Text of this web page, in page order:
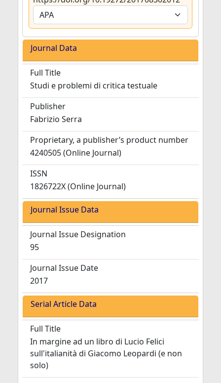
Journal Data
Full Title
Studi e problemi di critica testuale
Publisher
Fabrizio Serra
Proprietary, a publisher’s product number
4240505 (Online Journal)
ISSN
1826722X (Online Journal)
Journal Issue Data
Journal Issue Designation
95
Journal Issue Date
2017
Serial Article Data
Full Title
In margine ad un libro di Lucio Felici
sull'italianità di Giacomo Leopardi (e non
solo)